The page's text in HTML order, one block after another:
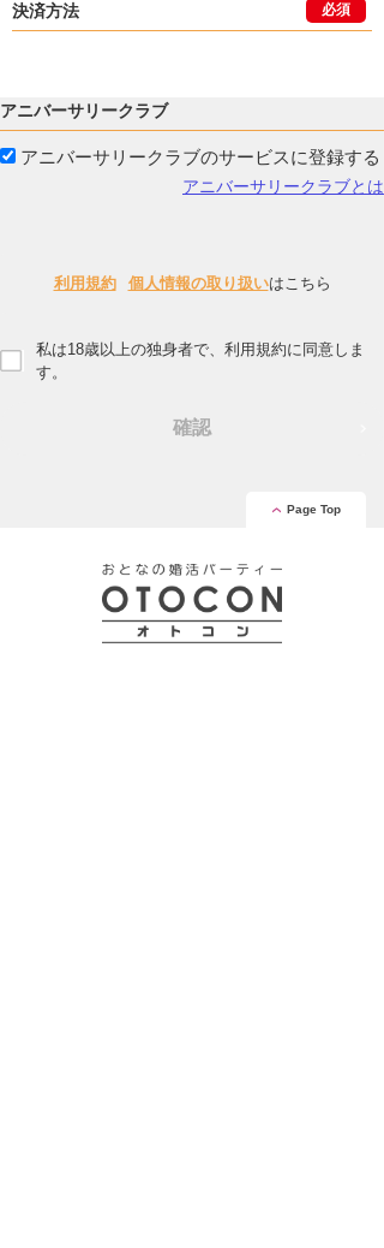
決済方法 必須
アニバーサリークラブ
アニバーサリークラブのサービスに登録する
アニバーサリークラブとは
利用規約 個人情報の取り扱いはこちら
私は18歳以上の独身者で、利用規約に同意しま
す。
確認
Page Top